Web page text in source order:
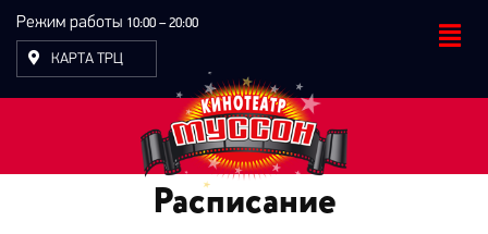
Режим работы 10:00 – 20:00
КАРТА ТРЦ
Расписание